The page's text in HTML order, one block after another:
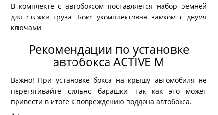
В комплекте с автобоксом поставляется набор ремней
для стяжки груза. Бокс укомплектован замком с двумя
ключами
Рекомендации по установке
автобокса ACTIVE M
Важно! При установке бокса на крышу автомобиля не
перетягивайте сильно барашки, так как это может
привести в итоге к повреждению поддона автобокса.